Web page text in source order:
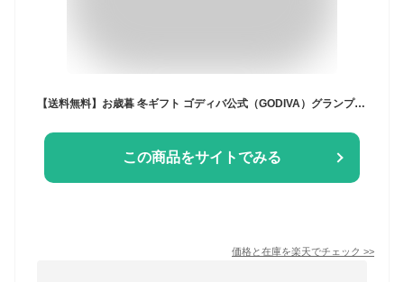
【送料無料】お歳暮 冬ギフト ゴディバ公式（GODIVA）グランプラス（30粒入）チョコレート（クリスマス ギフト スイーツ プレゼント）
この商品をサイトでみる
価格と在庫を楽天でチェック >>